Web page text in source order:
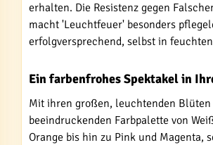
erhalten. Die Resistenz gegen
macht 'Leuchtfeuer' besonders
erfolgversprechend, selbst in
Ein farbenfrohes Spektakel in
Mit ihren großen, leuchtenden
beeindruckenden Farbpalette von
Orange bis hin zu Pink und Magenta,